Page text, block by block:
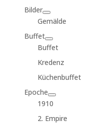
Bilder
Gemälde
Buffet
Buffet
Kredenz
Küchenbuffet
Epoche
1910
2. Empire